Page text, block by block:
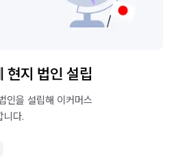
현지 법인 설립
인을 설립해 이커머스
니다.